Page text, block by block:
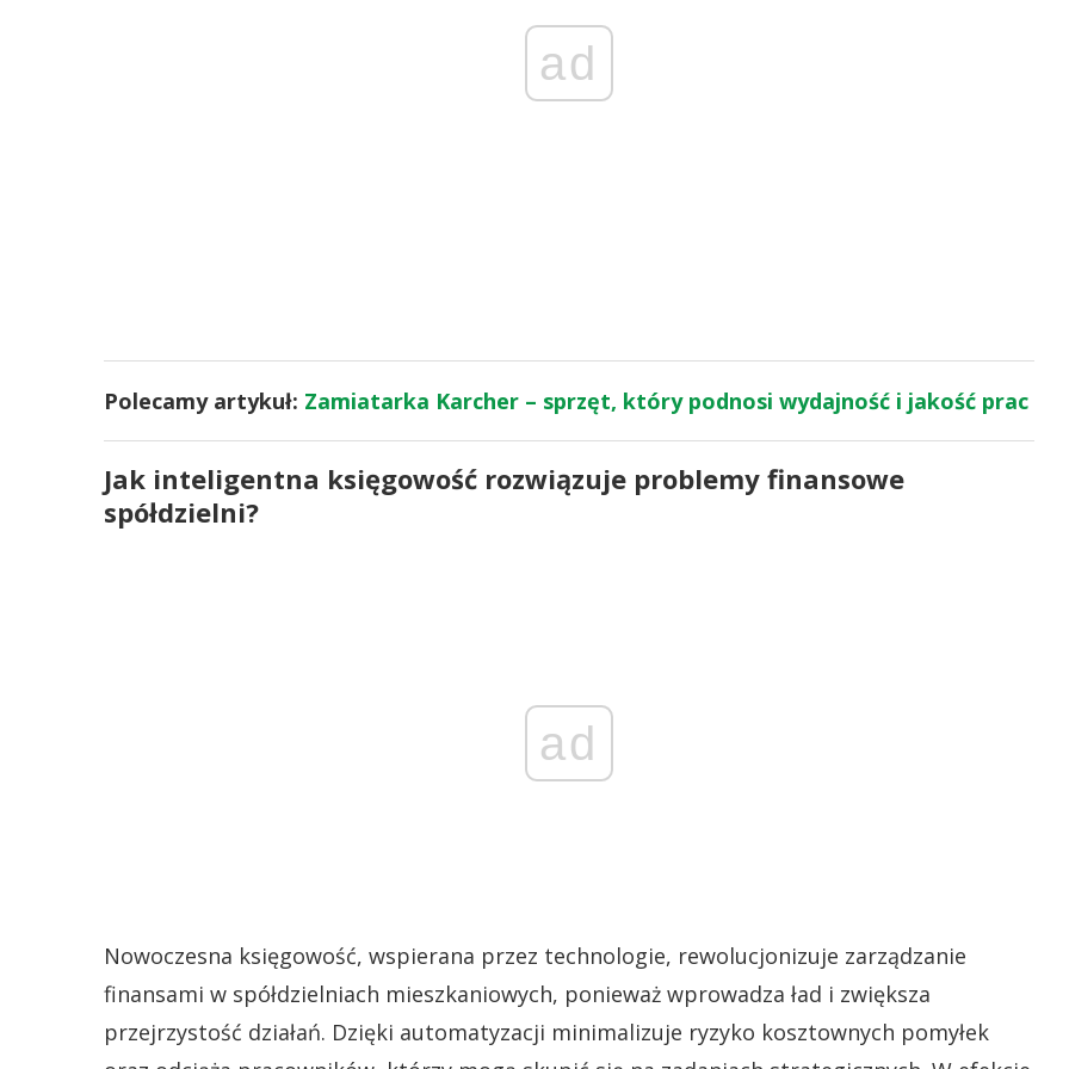
ad
Polecamy artykuł: Zamiatarka Karcher – sprzęt, który podnosi wydajność i jakość prac
Jak inteligentna księgowość rozwiązuje problemy finansowe
spółdzielni?
ad
Nowoczesna księgowość, wspierana przez technologie, rewolucjonizuje zarządzanie
finansami w spółdzielniach mieszkaniowych, ponieważ wprowadza ład i zwiększa
przejrzystość działań. Dzięki automatyzacji minimalizuje ryzyko kosztownych pomyłek